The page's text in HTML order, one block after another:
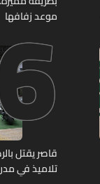
موعد زفافها
قاصر يقتل
تلاميذ في